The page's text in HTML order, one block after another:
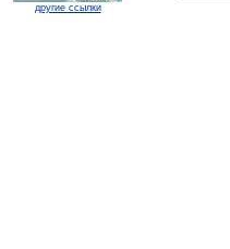
другие ссылки